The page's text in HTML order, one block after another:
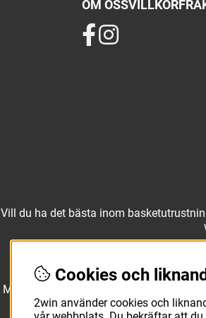
OM OSSVILLKOR
Vill du ha det bästa inom
Med ett av Sveriges största kläd- och
Molten, Nike, Adidas och Spalding och
Cookies och
2win använder cookies och